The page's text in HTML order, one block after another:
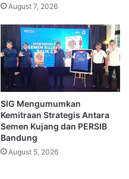
August 7, 2026
SIG Mengumumkan
Kemitraan Strategis Antara
Semen Kujang dan PERSIB
Bandung
August 5, 2026